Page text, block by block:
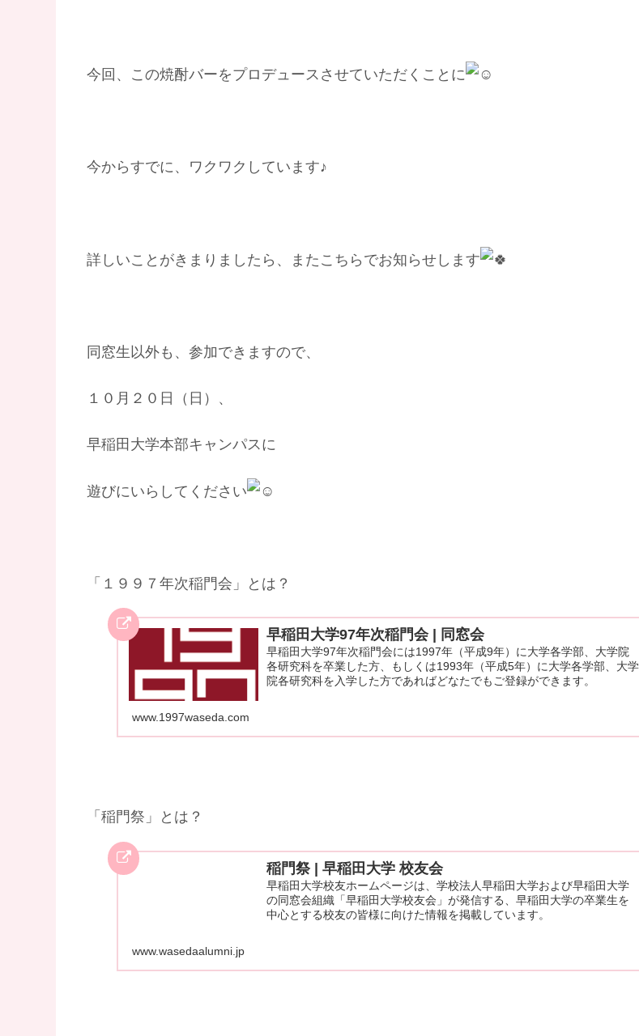
今回、この焼酎バーをプロデュースさせていただくことに
今からすでに、ワクワクしています♪
詳しいことがきまりましたら、またこちらでお知らせします
同窓生以外も、参加できますので、
１０月２０日（日）、
早稲田大学本部キャンパスに
遊びにいらしてください
「１９９７年次稲門会」とは？
早稲田大学97年次稲門会 | 同窓会
早稲田大学97年次稲門会には1997年（平成9年）に大学各学部、大学院
各研究科を卒業した方、もしくは1993年（平成5年）に大学各学部、大学
院各研究科を入学した方であればどなたでもご登録ができます。
www.1997waseda.com
「稲門祭」とは？
稲門祭 | 早稲田大学 校友会
早稲田大学校友ホームページは、学校法人早稲田大学および早稲田大学
の同窓会組織「早稲田大学校友会」が発信する、早稲田大学の卒業生を
中心とする校友の皆様に向けた情報を掲載しています。
www.wasedaalumni.jp